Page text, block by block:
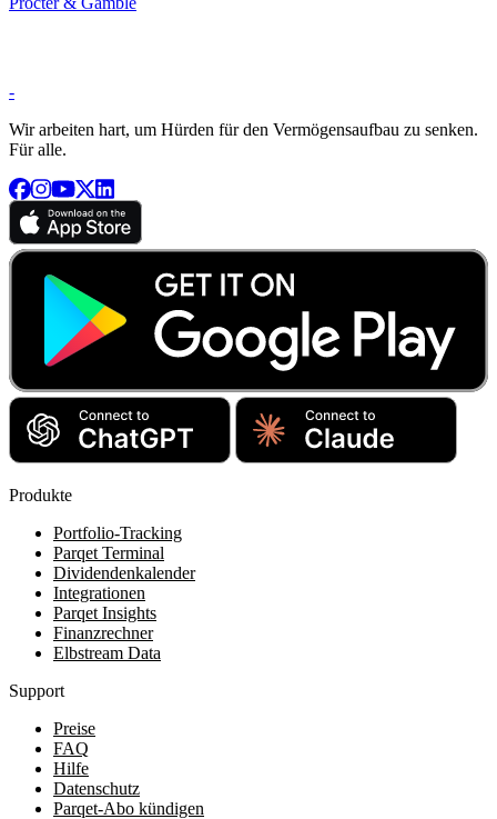
-
Wir arbeiten hart, um Hürden für den Vermögensaufbau zu senken.
Für alle.
Produkte
Portfolio-Tracking
Parqet Terminal
Dividendenkalender
Integrationen
Parqet Insights
Finanzrechner
Elbstream Data
Support
Preise
FAQ
Hilfe
Datenschutz
Parqet-Abo kündigen